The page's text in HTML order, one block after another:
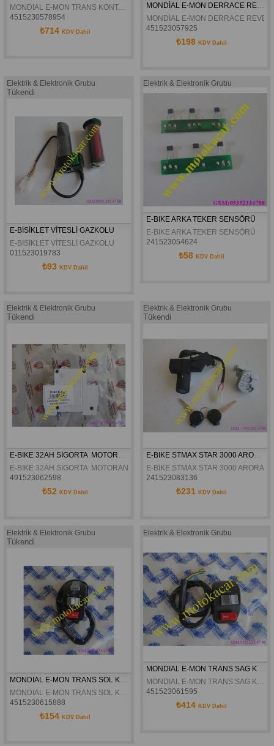
MONDIAL E-MON TRANS KONTAK SETI ORJINAL
4515230578954
₺714 KDV Dahil
MONDİAL E-MON DERRACE REVENGE KONTAK SETİ ORJİNAL
MONDİAL E-MON DERRACE
451523057925
₺198 KDV Dahil
Elektrik & Elektronik Grubu
Tükendi
E-BİSİKLET VİTESLİ GAZKOLU
E-BİSİKLET VİTESLİ GAZKOLU
011523019783
₺93 KDV Dahil
Elektrik & Elektronik Grubu
E-BIKE ARKA TEKER SENSÖRÜ
E-BIKE ARKA TEKER SENSÖRÜ
241523054624
₺58 KDV Dahil
Elektrik & Elektronik Grubu
Tükendi
E-BIKE 32AH SİGORTA  MOTORAN ASYA ELEKTRON
E-BIKE 32AH SİGORTA  MOTORAN ASYA ELEKTRON
491523062598
₺52 KDV Dahil
Elektrik & Elektronik Grubu
Tükendi
E-BIKE STMAX STAR 3000 ARORA BL 2000 CUP MODEL KONTAK
E-BIKE STMAX STAR 3000 ARORA
241523083136
₺231 KDV Dahil
Elektrik & Elektronik Grubu
Tükendi
MONDIAL E-MON TRANS SOL KUMANDA ORJINAL
MONDIAL E-MON TRANS SOL KUMANDA ORJINAL
4515230615888
₺154 KDV Dahil
Elektrik & Elektronik Grubu
MONDIAL E-MON TRANS SAG KUMANDA ORJINAL
MONDIAL E-MON TRANS SAG KUMANDA ORJINAL
451523061595
₺414 KDV Dahil